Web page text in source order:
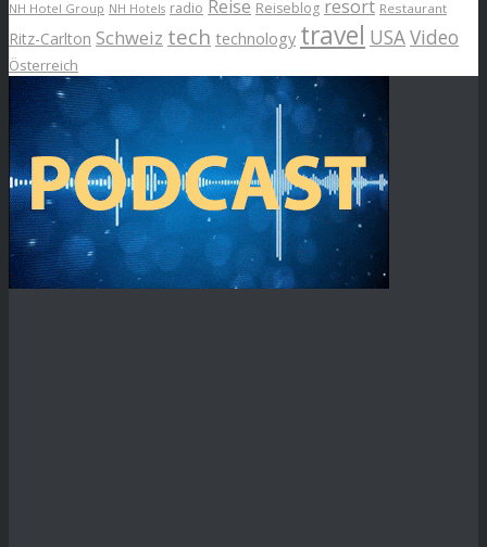
NH Hotel Group NH Hotels radio Reise Reiseblog resort Restaurant
Ritz-Carlton Schweiz tech technology travel USAVideo
Österreich